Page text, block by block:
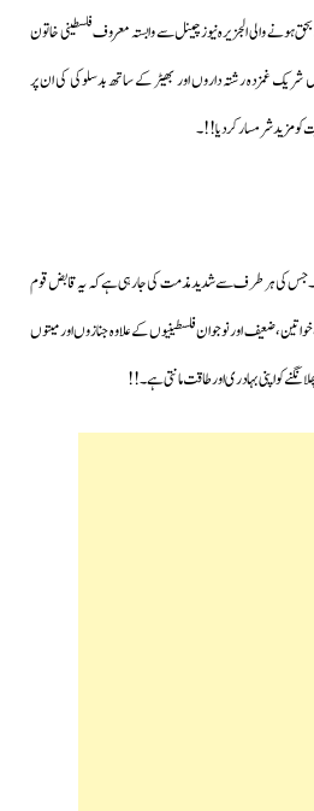
والی الجزیرہ نیوز چینل سے وابستہ معروف فلسطینی خاتون
شریک غمزدہ رشتہ داروں اور بھیڑ کے ساتھ بدسلوکی کی ان پر
کو مزید شرمسار کردیا!!۔
ہے۔جس کی ہر طرف سے شدید مذمت کی جارہی ہے کہ یہ قابض قوم
اور نوجوان فلسطینیوں کے علاوہ جنازوں اور میتوں
کو اپنی بہادری اور طاقت مانتی ہے۔!!